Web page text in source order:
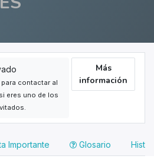
para contactar al
eres uno de los
Más
información
Importante Glosario